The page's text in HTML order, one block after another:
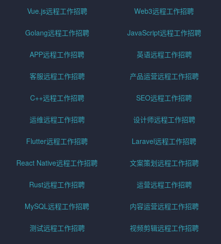
Vue.js远程工作招聘 Web3远程工作招聘
Golang远程工作招聘 JavaScript远程工作招聘
APP远程工作招聘 英语远程工作招聘
客服远程工作招聘 产品运营远程工作招聘
C++远程工作招聘 SEO远程工作招聘
运维远程工作招聘 设计师远程工作招聘
Flutter远程工作招聘 Laravel远程工作招聘
React Native远程工作招聘 文案策划远程工作招聘
Rust远程工作招聘 运营远程工作招聘
MySQL远程工作招聘 内容运营远程工作招聘
测试远程工作招聘 视频剪辑远程工作招聘